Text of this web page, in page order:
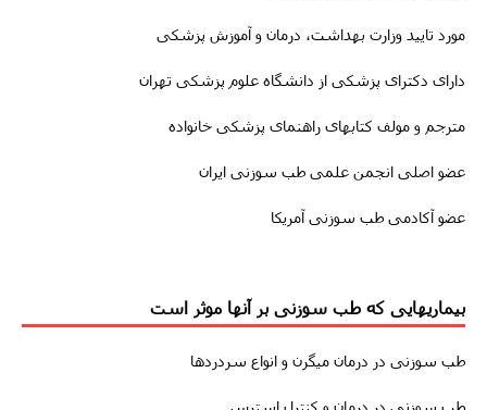
مورد تایید وزارت بهداشت، درمان و آموزش پزشکی
دارای دکترای پزشکی از دانشگاه علوم پزشکی تهران
مترجم و مولف کتابهای راهنمای پزشکی خانواده
عضو اصلی انجمن علمی طب سوزنی ایران
عضو آکادمی طب سوزنی آمریکا
بیماریهایی که طب سوزنی بر آنها موثر است
طب سوزنى در درمان میگرن و انواع سردردها
طب سوزني در درمان و کنترل استرس